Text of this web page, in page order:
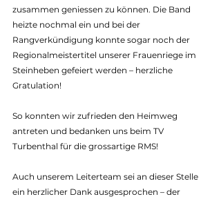
zusammen geniessen zu können. Die Band
heizte nochmal ein und bei der
Rangverkündigung konnte sogar noch der
Regionalmeistertitel unserer Frauenriege im
Steinheben gefeiert werden – herzliche
Gratulation!
So konnten wir zufrieden den Heimweg
antreten und bedanken uns beim TV
Turbenthal für die grossartige RMS!
Auch unserem Leiterteam sei an dieser Stelle
ein herzlicher Dank ausgesprochen – der